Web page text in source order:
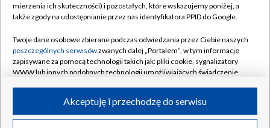
Naziemna Telewizja Cyfrowa
Rada Programowa
System NOS
Informacje o nadawcy
Program dla prasy
Pomoc
Kontakt
Kanały
©2026 Telewizja Polska S.A. w likwidacji
mierzenia ich skuteczności) i pozostałych, które wskazujemy poniżej, a
także zgody na udostępnianie przez nas identyfikatora PPID do Google.
Twoje dane osobowe zbierane podczas odwiedzania przez Ciebie naszych
poszczególnych serwisówzwanych dalej „Portalem”, w tym informacje
zapisywane za pomocą technologii takich jak: pliki cookie, sygnalizatory
WWW lub innych podobnych technologii umożliwiających świadczenie
ruchu w Internecie.Akceptuję i przechodzę do serwisu